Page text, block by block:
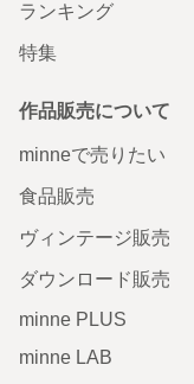
ランキング
特集
作品販売について
minneで売りたい
食品販売
ヴィンテージ販売
ダウンロード販売
minne PLUS
minne LAB